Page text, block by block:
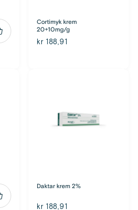
Cortimyk krem
20+10mg/g
kr 188,91
Daktar krem 2%
kr 188,91